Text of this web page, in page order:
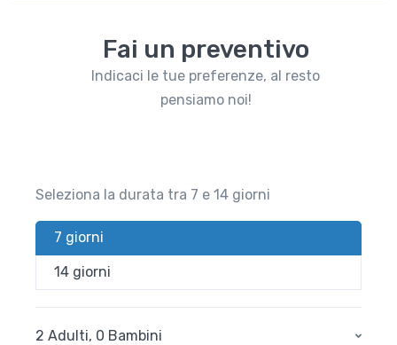
Fai un preventivo
Indicaci le tue preferenze, al resto
pensiamo noi!
Seleziona la durata tra 7 e 14 giorni
7 giorni
14 giorni
2 Adulti, 0 Bambini